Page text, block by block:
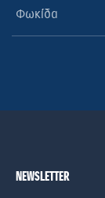
Φωκίδα
NEWSLETTER